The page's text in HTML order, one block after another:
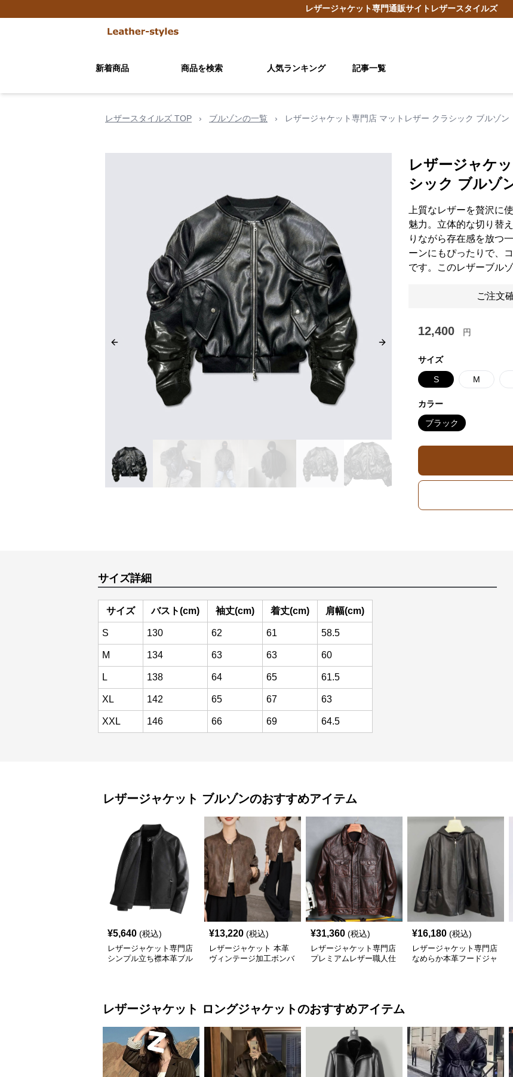
レザージャケット専門通販サイト レザースタイルズ
新着商品 商品を検索 人気ランキング 記事一覧
レザースタイルズ TOP › ブルゾンの一覧 › レザージャケット専門店 マットレザー クラシック ブルゾン
Previous slide Next slide
レザージャケ
シック ブルゾ
上質なレザーを贅沢に
魅力。立体的な切り替
りながら存在感を放つ
ーンにもぴったりで、
です。このレザーブル
ご注文
12,400 円
サイズ
S M
カラー
ブラック
サイズ詳細
サイズ バスト(cm) 袖丈(cm) 着丈(cm) 肩幅(cm)
S 130 62 61 58.5
M 134 63 63 60
L 138 64 65 61.5
XL 142 65 67 63
XXL 146 66 69 64.5
レザージャケット ブルゾンのおすすめアイテム
¥5,640 (税込)
レザージャケット専門店
シンプル立ち襟本革ブル
¥13,220 (税込)
レザージャケット 本革
ヴィンテージ加工ボンバ
¥31,360 (税込)
レザージャケット専門店
プレミアムレザー職人仕
¥16,180 (税込)
レザージャケット専門店
なめらか本革フードジャ
レザージャケット ロングジャケットのおすすめアイテム